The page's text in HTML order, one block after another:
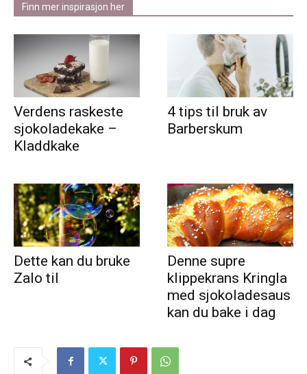
Finn mer inspirasjon her
Verdens raskeste
sjokoladekake –
Kladdkake
4 tips til bruk av
Barberskum
Dette kan du bruke
Zalo til
Denne supre
klippekrans Kringla
med sjokoladesaus
kan du bake i dag